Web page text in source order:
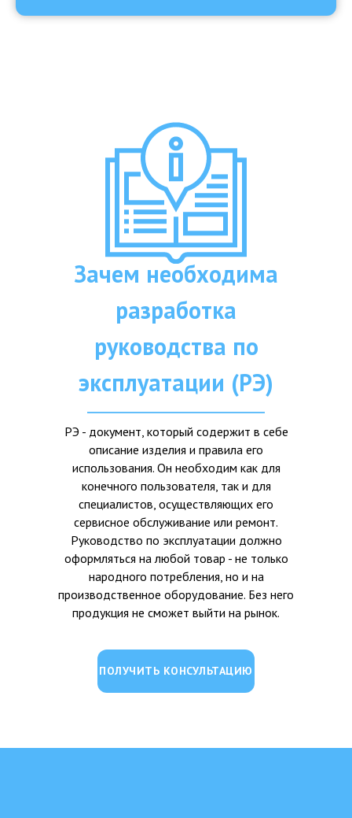
Зачем необходима
разработка
руководства по
эксплуатации (РЭ)
РЭ - документ, который содержит в себе
описание изделия и правила его
использования. Он необходим как для
конечного пользователя, так и для
специалистов, осуществляющих его
сервисное обслуживание или ремонт.
Руководство по эксплуатации должно
оформляться на любой товар - не только
народного потребления, но и на
производственное оборудование. Без него
продукция не сможет выйти на рынок.
ПОЛУЧИТЬ КОНСУЛЬТАЦИЮ